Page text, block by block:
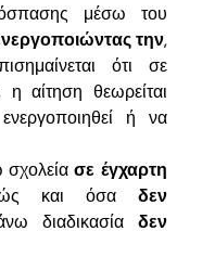
μέσω του
την,
ότι σε
αίτηση θεωρείται
ή να
σχολείασε έγχαρτη
και όσα δεν
διαδικασία δεν